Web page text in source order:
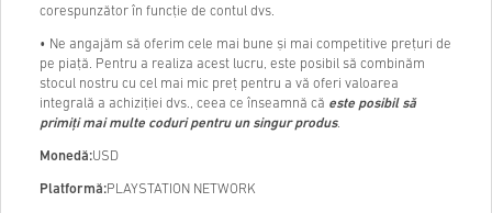
corespunzător în funcție de contul dvs.
• Ne angajăm să oferim cele mai bune și mai competitive prețuri de
pe piață. Pentru a realiza acest lucru, este posibil să combinăm
stocul nostru cu cel mai mic preț pentru a vă oferi valoarea
integrală a achiziției dvs., ceea ce înseamnă că este posibil să
primiți mai multe coduri pentru un singur produs.
Monedă:USD
Platformă:PLAYSTATION NETWORK